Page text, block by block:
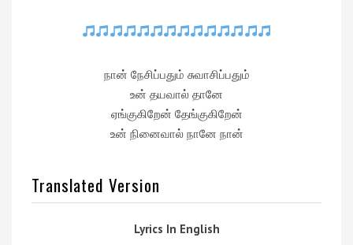
நான் நேசிப்பதும் சுவாசிப்பதும்
உன் தயவால் தானே
ஏங்குகிறேன் தேங்குகிறேன்
உன் நினைவால் நானே நான்
Translated Version
Lyrics In English